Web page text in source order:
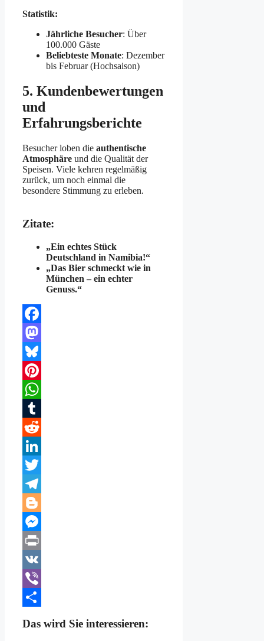
Statistik:
Jährliche Besucher: Über
100.000 Gäste
Beliebteste Monate: Dezember
bis Februar (Hochsaison)
5. Kundenbewertungen
und
Erfahrungsberichte
Besucher loben die authentische
Atmosphäre und die Qualität der
Speisen. Viele kehren regelmäßig
zurück, um noch einmal die
besondere Stimmung zu erleben.
Zitate:
„Ein echtes Stück
Deutschland in Namibia!“
„Das Bier schmeckt wie in
München – ein echter
Genuss.“
Facebook
Mastodon
Bluesky
Pinterest
WhatsApp
Tumblr
Reddit
LinkedIn
Twitter
Telegram
Blogger
Messenger
Print
VK
Viber
Das wird Sie interessieren: